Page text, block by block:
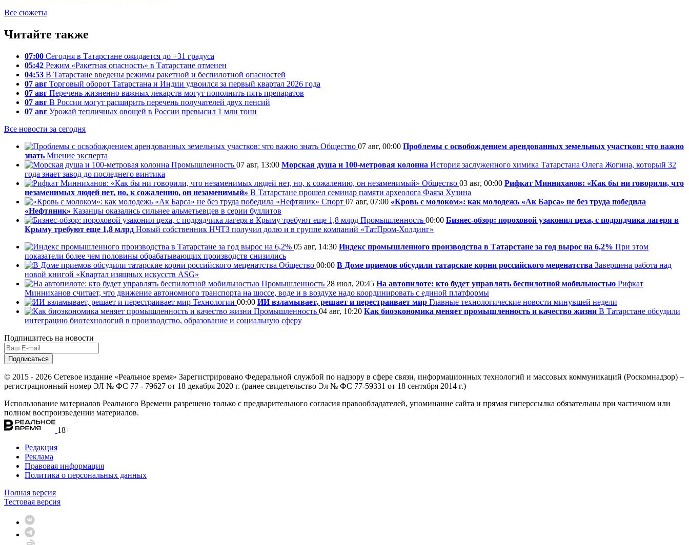
Все сюжеты
Читайте также
07:00 Сегодня в Татарстане ожидается до +31 градуса
05:42 Режим «Ракетная опасность» в Татарстане отменен
04:53 В Татарстане введены режимы ракетной и беспилотной опасностей
07 авг Торговый оборот Татарстана и Индии удвоился за первый квартал 2026 года
07 авг Перечень жизненно важных лекарств могут пополнить пять препаратов
07 авг В России могут расширить перечень получателей двух пенсий
07 авг Урожай тепличных овощей в России превысил 1 млн тонн
Все новости за сегодня
Общество 07 авг, 00:00 Проблемы с освобождением арендованных земельных участков: что важно
знать Мнение эксперта
Промышленность 07 авг, 13:00 Морская душа и 100-метровая колонна История заслуженного химика Татарстана Олега Жогина, который 32
года знает завод до последнего винтика
Общество 03 авг, 00:00 Рифкат Минниханов: «Как бы ни говорили, что
незаменимых людей нет, но, к сожалению, он незаменимый» В Татарстане прошел семинар памяти археолога Фаяза Хузина
Спорт 07 авг, 07:00 «Кровь с молоком»: как молодежь «Ак Барса» не без труда победила
«Нефтяник» Казанцы оказались сильнее альметьевцев в серии буллитов
Промышленность 00:00 Бизнес-обзор: пороховой узаконил цеха, с подрядчика лагеря в
Крыму требуют еще 1,8 млрд Новый собственник НЧТЗ получил долю и в группе компаний «ТатПром-Холдинг»
05 авг, 14:30 Индекс промышленного производства в Татарстане за год вырос на 6,2% При этом
показатели более чем половины обрабатывающих производств снизились
Общество 00:00 В Доме приемов обсудили татарские корни российского меценатства Завершена работа над
новой книгой «Квартал изящных искусств ASG»
Промышленность 28 июл, 20:45 На автопилоте: кто будет управлять беспилотной мобильностью Рифкат
Минниханов считает, что движение автономного транспорта на шоссе, воде и в воздухе надо координировать с единой платформы
Технологии 00:00 ИИ взламывает, решает и перестраивает мир Главные технологические новости минувшей недели
Промышленность 04 авг, 10:20 Как биоэкономика меняет промышленность и качество жизни В Татарстане обсудили
интеграцию биотехнологий в производство, образование и социальную сферу
Подпишитесь на новости
© 2015 - 2026 Сетевое издание «Реальное время» Зарегистрировано Федеральной службой по надзору в сфере связи, информационных технологий и массовых коммуникаций (Роскомнадзор) –
регистрационный номер ЭЛ № ФС 77 - 79627 от 18 декабря 2020 г. (ранее свидетельство Эл № ФС 77-59331 от 18 сентября 2014 г.)
Использование материалов Реального Времени разрешено только с предварительного согласия правообладателей, упоминание сайта и прямая гиперссылка обязательны при частичном или
полном воспроизведении материалов.
18+
Редакция
Реклама
Правовая информация
Политика о персональных данных
Полная версия
Тестовая версия